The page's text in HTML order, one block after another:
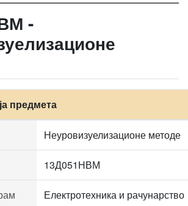
-
предмета
Неуровизуелизационе методе
13Д051НВМ
Електротехника и рачунарство